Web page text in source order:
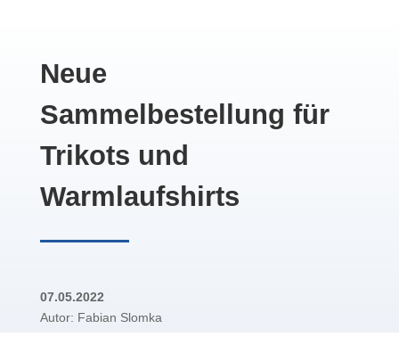
Neue
Sammelbestellung für
Trikots und
Warmlaufshirts
07.05.2022
Autor: Fabian Slomka